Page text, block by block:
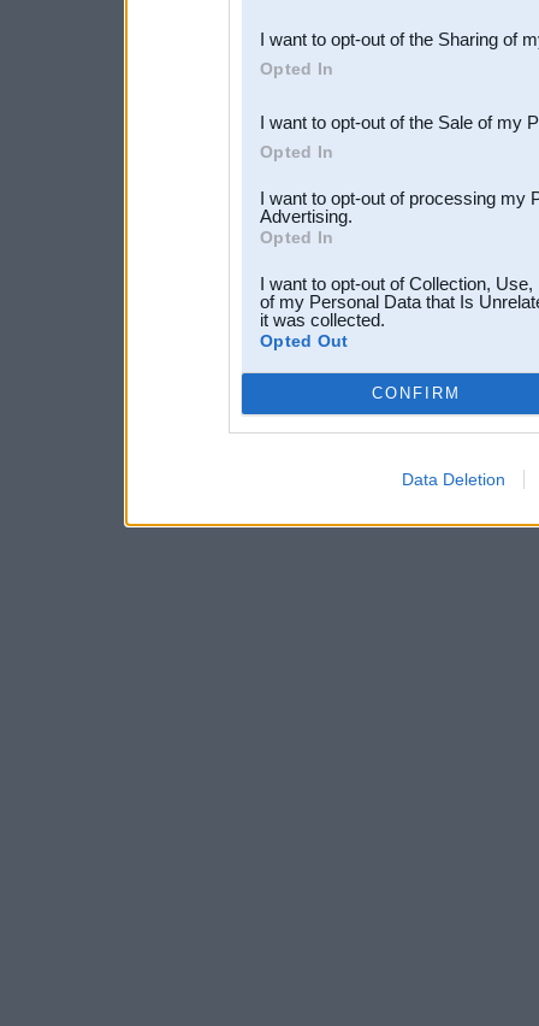
Downstream Participants
third parties.
I want to opt-out of the Sharing of
Opted In
I want to opt-out of the Sale of my
Opted In
I want to opt-out of processing my
Advertising.
Opted In
I want to opt-out of Collection,
of my Personal Data that Is
it was collected.
Opted Out
CONFIRM
Data Deletion